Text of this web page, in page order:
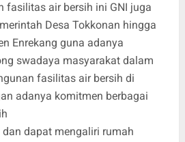
fasilitas air bersih ini GNI juga
Desa Tokkonan hingga
Enrekang guna adanya
swadaya masyarakat dalam
fasilitas air bersih di
adanya komitmen berbagai
dapat mengaliri rumah